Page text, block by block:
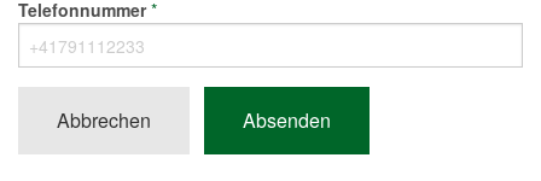
Das
nächste
Feld
Spamschutz,
Telefonnummer *
Abbrechen